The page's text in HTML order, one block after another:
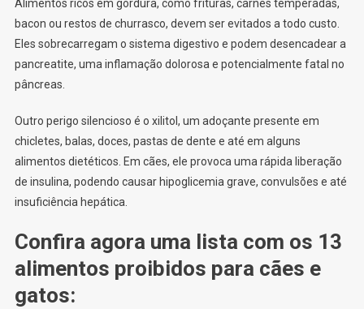
Alimentos ricos em gordura, como frituras, carnes temperadas,
bacon ou restos de churrasco, devem ser evitados a todo custo.
Eles sobrecarregam o sistema digestivo e podem desencadear a
pancreatite, uma inflamação dolorosa e potencialmente fatal no
pâncreas.
Outro perigo silencioso é o xilitol, um adoçante presente em
chicletes, balas, doces, pastas de dente e até em alguns
alimentos dietéticos. Em cães, ele provoca uma rápida liberação
de insulina, podendo causar hipoglicemia grave, convulsões e até
insuficiência hepática.
Confira agora uma lista com os 13
alimentos proibidos para cães e
gatos: